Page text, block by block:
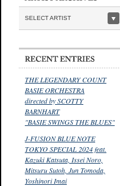
SELECT ARTIST
THE LEGENDARY COUNT
BASIE ORCHESTRA
directed by SCOTTY
BARNHART
"BASIE SWINGS THE BLUES"
J-FUSION BLUE NOTE
TOKYO SPECIAL 2024 feat.
Kazuki Katsuta, Issei Noro,
Mitsuru Sutoh, Jun Tomoda,
Yoshinori Imai